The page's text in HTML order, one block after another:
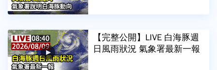
【完整公開】LIVE 白海豚週
日風雨狀況 氣象署最新一報